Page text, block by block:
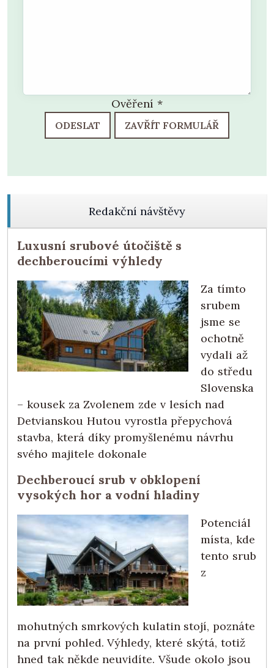
Ověření *
ODESLAT ZAVŘÍT FORMULÁŘ
Redakční návštěvy
Luxusní srubové útočiště s
dechberoucími výhledy
Za tímto
srubem
jsme se
ochotně
vydali až
do středu
Slovenska
– kousek za Zvolenem zde v lesích nad
Detvianskou Hutou vyrostla přepychová
stavba, která díky promyšlenému návrhu
svého majitele dokonale
Dechberoucí srub v obklopení
vysokých hor a vodní hladiny
Potenciál
místa, kde
tento srub
z
mohutných smrkových kulatin stojí, poznáte
na první pohled. Výhledy, které skýtá, totiž
hned tak někde neuvidíte. Všude okolo jsou